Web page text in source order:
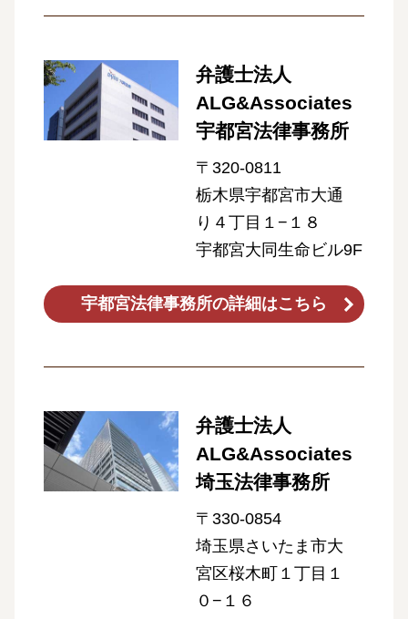
弁護士法人
ALG&Associates
宇都宮法律事務所
〒320-0811
栃木県宇都宮市大通
り４丁目１−１８
宇都宮大同生命ビル9F
宇都宮法律事務所の詳細はこちら
弁護士法人
ALG&Associates
埼玉法律事務所
〒330-0854
埼玉県さいたま市大
宮区桜木町１丁目１
０−１６